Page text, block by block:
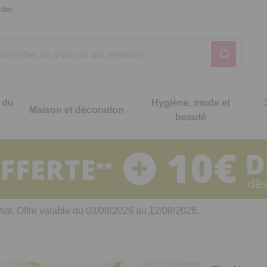
cuisine
Notre produit du
Notre produit du
Maison et décoration
Notre produit du
Hygiène, mode et
beauté
intimité
Notre produit du
Notre produit du
Notre produit du
Offre valable du 03/08/2026 au 12/08/2026.